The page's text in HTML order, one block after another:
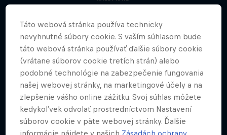
Táto webová stránka používa technicky
nevyhnutné súbory cookie. S vaším súhlasom bude
táto webová stránka používať ďalšie súbory cookie
(vrátane súborov cookie tretích strán) alebo
podobné technológie na zabezpečenie fungovania
našej webovej stránky, na marketingové účely a na
zlepšenie vášho online zážitku. Svoj súhlas môžete
kedykoľvek odvolať prostredníctvom Nastavení
súborov cookie v päte webovej stránky. Ďalšie
informácie nájdete v našich Zásadách ochrany